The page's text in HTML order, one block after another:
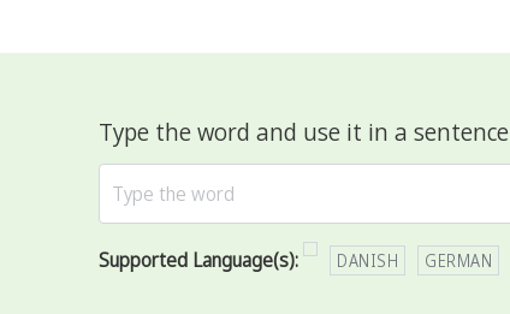
Type the word and use it in a sentence
Supported Language(s): DANISH GERMAN